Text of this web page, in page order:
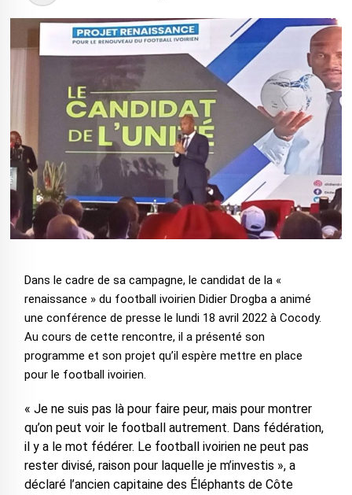
Dans le cadre de sa campagne, le candidat de la «
renaissance » du football ivoirien Didier Drogba a animé
une conférence de presse le lundi 18 avril 2022 à Cocody.
Au cours de cette rencontre, il a présenté son
programme et son projet qu’il espère mettre en place
pour le football ivoirien.
« Je ne suis pas là pour faire peur, mais pour montrer
qu’on peut voir le football autrement. Dans fédération,
il y a le mot fédérer. Le football ivoirien ne peut pas
rester divisé, raison pour laquelle je m’investis », a
déclaré l’ancien capitaine des Éléphants de Côte